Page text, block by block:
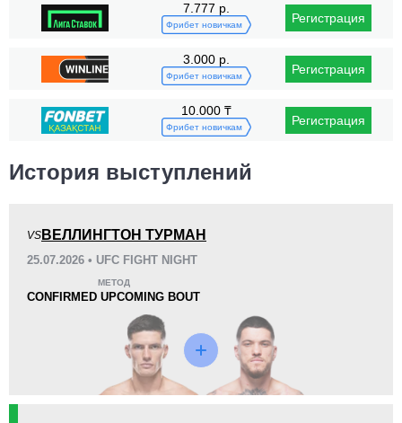
KO/TKO
РЕШ
Поражения
0
1(100%)
Финиши в первом раунде
7.777 р.
Фрибет новичкам Регистрация
3.000 р.
Фрибет новичкам Регистрация
10.000 ₸
Фрибет новичкам Регистрация
История выступлений
VS ВЕЛЛИНГТОН ТУРМАН
25.07.2026 • UFC FIGHT NIGHT
МЕТОД
CONFIRMED UPCOMING BOUT